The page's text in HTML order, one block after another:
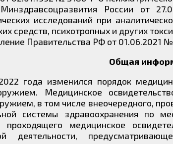
России от
исследований при
средств, психотропных и других
Правительства РФ от 01.06.2021
Общая
года изменился порядок
Медицинское
в том числе внеочередного,
системы здравоохранения по
проходящего медицинское
деятельности,